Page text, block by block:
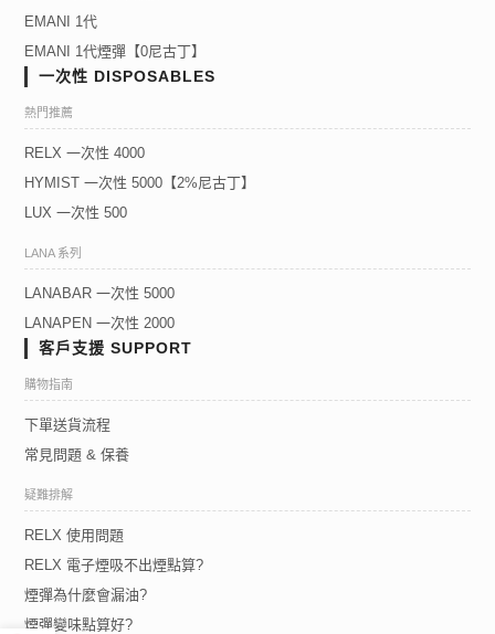
EMANI 1代
EMANI 1代煙彈【0尼古丁】
一次性 DISPOSABLES
熱門推薦
RELX 一次性 4000
HYMIST 一次性 5000【2%尼古丁】
LUX 一次性 500
LANA 系列
LANABAR 一次性 5000
LANAPEN 一次性 2000
客戶支援 SUPPORT
購物指南
下單送貨流程
常見問題 & 保養
疑難排解
RELX 使用問題
RELX 電子煙吸不出煙點算?
煙彈為什麼會漏油?
煙彈變味點算好?